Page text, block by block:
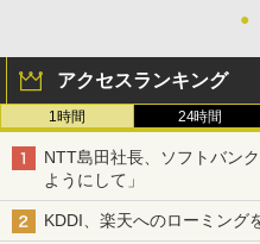
●
アクセスランキング
1時間 24時間
NTT島田社長、ソフトバン
ようにして」
KDDI、楽天へのローミング